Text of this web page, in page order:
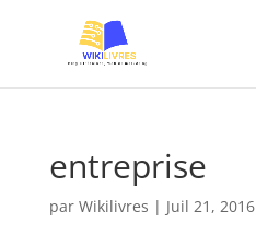
entreprise
par Wikilivres | Juil 21, 2016